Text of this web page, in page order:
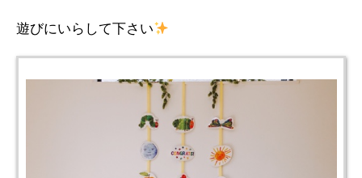
遊びにいらして下さい